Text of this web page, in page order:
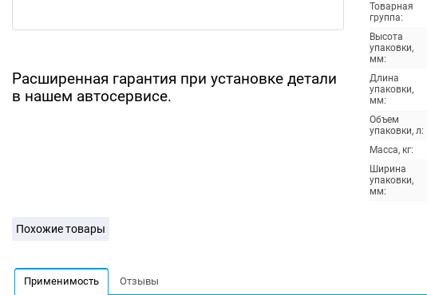
Расширенная гарантия при установке детали
в нашем автосервисе.
Товарная
группа:
Высота
упаковки,
мм:
Длина
упаковки,
мм:
Объем
упаковки, л:
Масса, кг:
Ширина
упаковки,
мм:
Похожие товары
Применимость Отзывы